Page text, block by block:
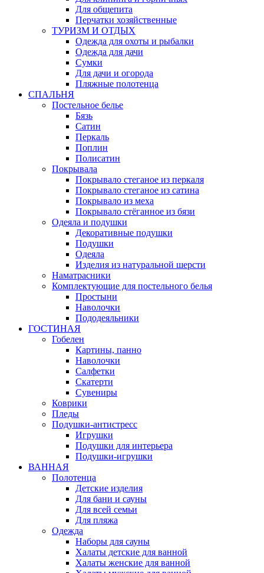
Для общепита
Перчатки хозяйственные
ТУРИЗМ И ОТДЫХ
Одежда для охоты и рыбалки
Одежда для дачи
Сумки
Для дачи и огорода
Пляжные полотенца
СПАЛЬНЯ
Постельное белье
Бязь
Сатин
Перкаль
Поплин
Полисатин
Покрывала
Покрывало стеганое из перкаля
Покрывало стеганое из сатина
Покрывало из меха
Покрывало стёганное из бязи
Одеяла и подушки
Декоративные подушки
Подушки
Одеяла
Изделия из натуральной шерсти
Наматраcники
Комплектующие для постельного белья
Простыни
Наволочки
Пододеяльники
ГОСТИНАЯ
Гобелен
Картины, панно
Наволочки
Салфетки
Скатерти
Сувениры
Коврики
Пледы
Подушки-антистресс
Игрушки
Подушки для интерьера
Подушки-игрушки
ВАННАЯ
Полотенца
Детские изделия
Для бани и сауны
Для всей семьи
Для пляжа
Одежда
Наборы для сауны
Халаты детские для ванной
Халаты женские для ванной